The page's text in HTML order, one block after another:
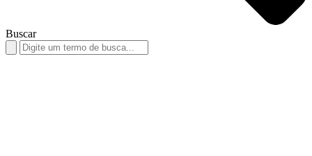
Buscar
Search
for: